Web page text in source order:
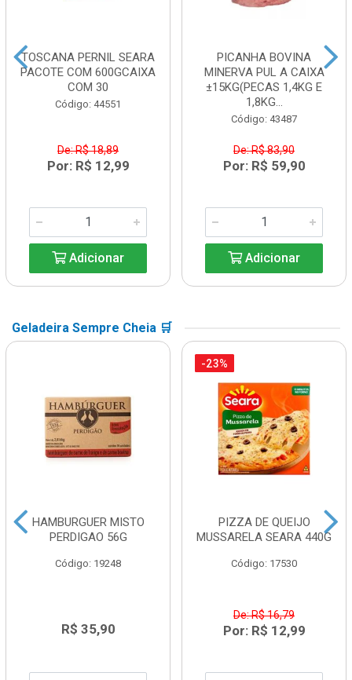
TOSCANA PERNIL SEARA
PACOTE COM 600GCAIXA
COM 30
Código: 44551
De: R$ 18,89
Por: R$ 12,99
Adicionar
PICANHA BOVINA
MINERVA PUL A CAIXA
±15KG(PECAS 1,4KG E
1,8KG...
Código: 43487
De: R$ 83,90
Por: R$ 59,90
Adicionar
Geladeira Sempre Cheia 🛒
HAMBURGUER MISTO
PERDIGAO 56G
Código: 19248
R$ 35,90
-23%
PIZZA DE QUEIJO
MUSSARELA SEARA 440G
Código: 17530
De: R$ 16,79
Por: R$ 12,99